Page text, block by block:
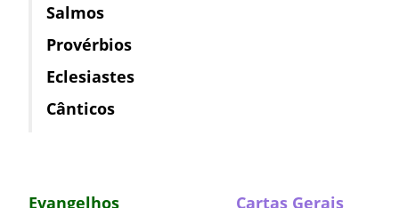
Salmos
Provérbios
Eclesiastes
Cânticos
Evangelhos Cartas Gerais